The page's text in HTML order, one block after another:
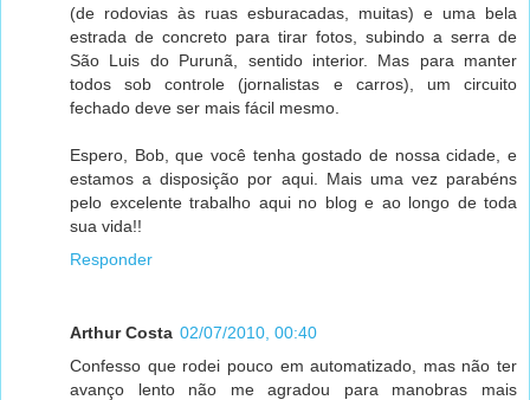
(de rodovias às ruas esburacadas, muitas) e uma bela
estrada de concreto para tirar fotos, subindo a serra de
São Luis do Purunã, sentido interior. Mas para manter
todos sob controle (jornalistas e carros), um circuito
fechado deve ser mais fácil mesmo.
Espero, Bob, que você tenha gostado de nossa cidade, e
estamos a disposição por aqui. Mais uma vez parabéns
pelo excelente trabalho aqui no blog e ao longo de toda
sua vida!!
Responder
Arthur Costa 02/07/2010, 00:40
Confesso que rodei pouco em automatizado, mas não ter
avanço lento não me agradou para manobras mais